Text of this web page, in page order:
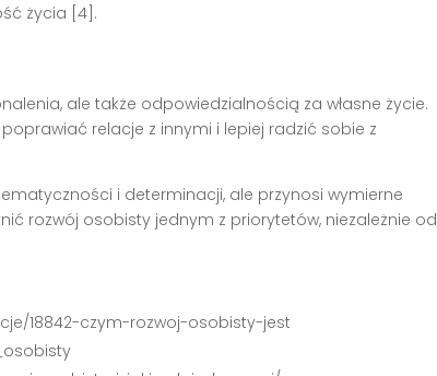
życia [4].
ale także odpowiedzialnością za własne życie.
relacje z innymi i lepiej radzić sobie z
i determinacji, ale przynosi wymierne
rozwój osobisty jednym z priorytetów, niezależnie od
18842-czym-rozwoj-osobisty-jest